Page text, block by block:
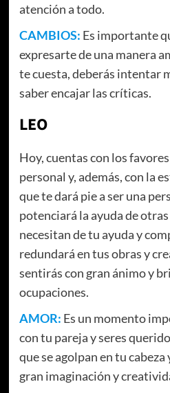
atención a todo.
CAMBIOS: Es importante
expresarte de una manera
te cuesta, deberás intentar
saber encajar las críticas.
LEO
Hoy, cuentas con los
personal y, además, con la
que te dará pie a ser una
potenciará la ayuda de
necesitan de tu ayuda y
redundará en tus obras y
sentirás con gran ánimo y
ocupaciones.
AMOR: Es un momento
con tu pareja y seres
que se agolpan en tu
gran imaginación y